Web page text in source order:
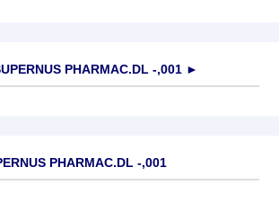
PHARMAC.DL -,001 ►
PHARMAC.DL -,001